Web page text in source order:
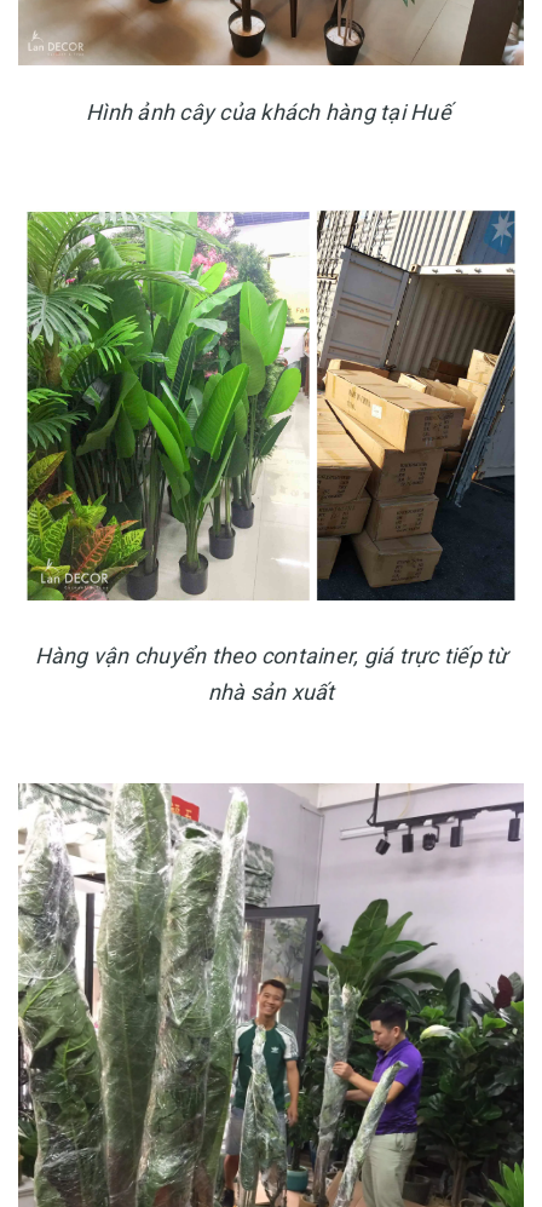
Hình ảnh cây của khách hàng tại Huế
Hàng vận chuyển theo container, giá trực tiếp từ
nhà sản xuất